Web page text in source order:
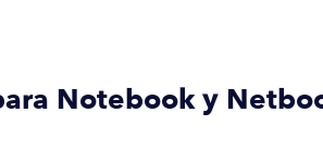
Notebook y